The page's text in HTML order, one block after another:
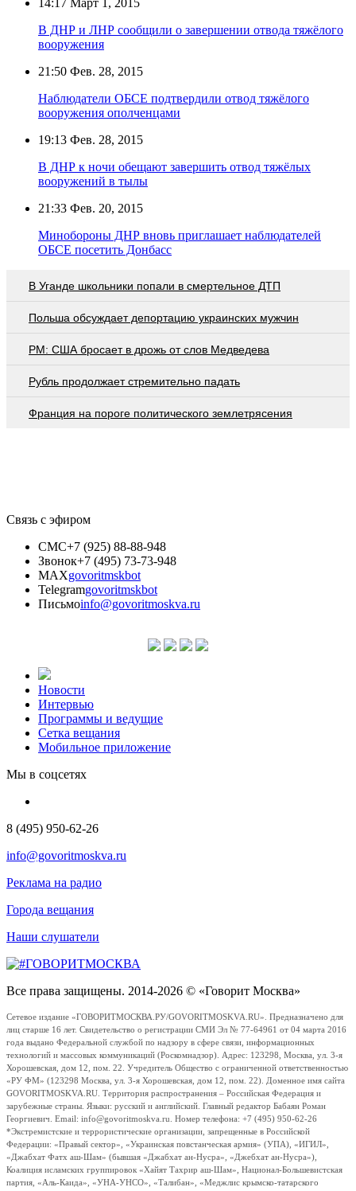
14:17 Март 1, 2015
В ДНР и ЛНР сообщили о завершении отвода тяжёлого
вооружения
21:50 Фев. 28, 2015
Наблюдатели ОБСЕ подтвердили отвод тяжёлого
вооружения ополченцами
19:13 Фев. 28, 2015
В ДНР к ночи обещают завершить отвод тяжёлых
вооружений в тылы
21:33 Фев. 20, 2015
Минобороны ДНР вновь приглашает наблюдателей
ОБСЕ посетить Донбасс
В Уганде школьники попали в смертельное ДТП
Польша обсуждает депортацию украинских мужчин
PM: США бросает в дрожь от слов Медведева
Рубль продолжает стремительно падать
Франция на пороге политического землетрясения
Связь с эфиром
СМС+7 (925) 88-88-948
Звонок+7 (495) 73-73-948
MAXgovoritmskbot
Telegramgovoritmskbot
Письмоinfo@govoritmoskva.ru
Новости
Интервью
Программы и ведущие
Сетка вещания
Мобильное приложение
Мы в соцсетях
8 (495) 950-62-26
info@govoritmoskva.ru
Реклама на радио
Города вещания
Наши слушатели
Все права защищены. 2014-2026 © «Говорит Москва»
Сетевое издание «ГОВОРИТМОСКВА.РУ/GOVORITMOSKVA.RU». Предназначено для
лиц старше 16 лет. Свидетельство о регистрации СМИ Эл № 77-64961 от 04 марта 2016
года выдано Федеральной службой по надзору в сфере связи, информационных
технологий и массовых коммуникаций (Роскомнадзор). Адрес: 123298, Москва, ул. 3-я
Хорошевская, дом 12, пом. 22. Учредитель Общество с ограниченной ответственностью
«РУ ФМ» (123298 Москва, ул. 3-я Хорошевская, дом 12, пом. 22). Доменное имя сайта
GOVORITMOSKVA.RU. Территория распространения – Российская Федерация и
зарубежные страны. Языки: русский и английский. Главный редактор Бабаян Роман
Георгиевич. Email: info@govoritmoskva.ru. Номер телефона: +7 (495) 950-62-26
*Экстремистские и террористические организации, запрещенные в Российской
Федерации: «Правый сектор», «Украинская повстанческая армия» (УПА), «ИГИЛ»,
«Джабхат Фатх аш-Шам» (бывшая «Джабхат ан-Нусра», «Джебхат ан-Нусра»),
Коалиция исламских группировок «Хайят Тахрир аш-Шам», Национал-Большевистская
партия, «Аль-Каида», «УНА-УНСО», «Талибан», «Меджлис крымско-татарского